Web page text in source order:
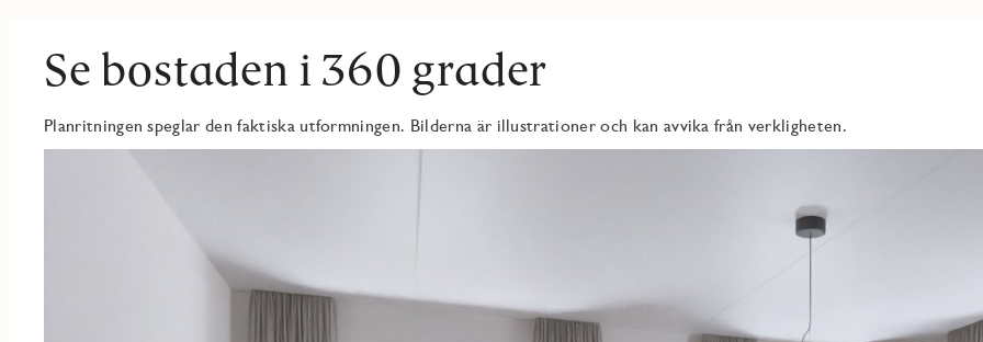
garderober. De två mindre rummen passar lika bra som barnrum, hemmakontor eller gästrum – vilket ger flexibilitet oavsett hur
din boendesituation ser ut idag eller i framtiden.
kombineras stil med funktion på ett sätt som gör rummet lättstädat och praktiskt. Utöver badrummet finns även en separat gäst-
WC.
samtidigt som det skapar en neutral bas att inreda efter. Utöver förvaring i bostaden ingår även ett externt förråd, vilket ger plats
Att bo i Tölö innebär att ha naturen runt knuten och samtidigt god närhet till stadens utbud. Här finns skog, stigar, grönområden
och lekplatser i direkt närhet. Kungsbacka centrum, med butiker, restauranger, skolor och kultur, nås enkelt med cykel eller bil,
och Hede station erbjuder goda pendelmöjligheter för dig som arbetar i Göteborg eller längre söderut. Området är lugnt,
Se bostaden i 360 grader
Planritningen speglar den faktiska utformningen. Bilderna är illustrationer och kan avvika från verkligheten.